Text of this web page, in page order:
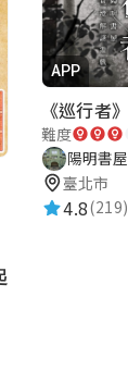
友遊玩
APP
難度
陽明書屋
臺北市
4.8(219)